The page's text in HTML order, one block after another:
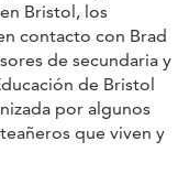
Bristol, los
contacto con Brad
de secundaria y
de Bristol
por algunos
que viven y